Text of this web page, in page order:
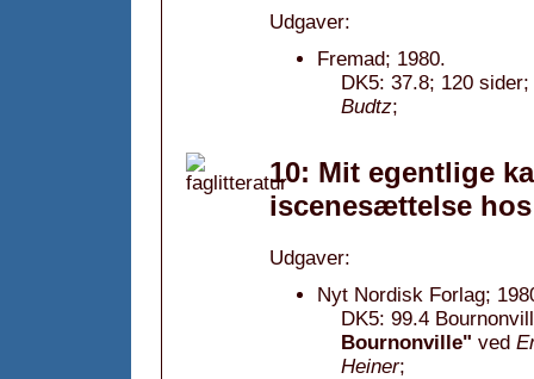
Udgaver:
Fremad; 1980.
DK5: 37.8; 120
Budtz;
10: Mit egentlige
iscenesættelse
Udgaver:
Nyt Nordisk Forlag;
DK5: 99.4
Bournonville" ved
Heiner;